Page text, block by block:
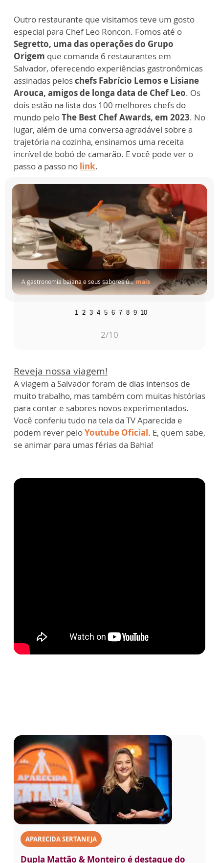
Outro restaurante que visitamos teve um gosto
especial para Chef Leo Roncon. Fomos até o
Segretto, uma das operações do Grupo
Origem que comanda 6 restaurantes em
Salvador, oferecendo experiências gastronômicas
assinadas peloschefs Fabrício Lemos e Lisiane
Arouca, amigos de longa data de Chef Leo. Os
dois estão na lista dos 100 melhores chefs do
mundo peloThe Best Chef Awards, em 2023. No
lugar, além de uma conversa agradável sobre a
trajetória na cozinha, ensinamos uma receita
incrível de bobó de camarão. E você pode ver o
passo a passo no link.
A
gastronomia
seus
sabores
ú...
mais
1 2 3 4 5 6 7 8 9 10
3/10
Reveja nossa viagem!
A viagem a Salvador foram de dias intensos de
muito trabalho, mas também com muitas histórias
para contar e sabores novos experimentados.
Você conferiu tudo na tela da TV Aparecida e
podem rever peloYoutube Oficial. E, quem sabe,
se animar para umas férias da Bahia!
APARECIDA SERTANEJA
Dupla Mattão & Monteiro é destaque do